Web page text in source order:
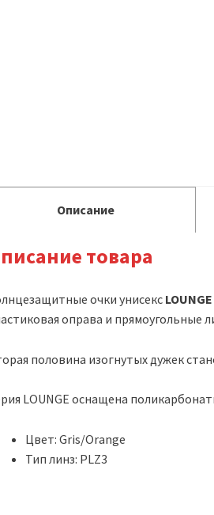
Описание
товара
очки унисекс LOUNGE
оправа и прямоугольные
половина изогнутых дужек
LOUNGE оснащена
Цвет: Gris/Orange
Тип линз: PLZ3